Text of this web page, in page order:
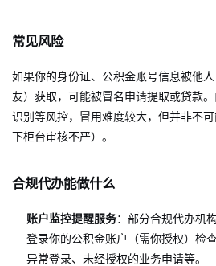
常见风险
如果你的身份证、公积金账号信息被他
友）获取，可能被冒名申请提取或贷款
识别等风控，冒用难度较大，但并非不
下柜台审核不严）。
合规代办能做什么
账户监控提醒服务：部分合规代办机
登录你的公积金账户（需你授权）检
异常登录、未经授权的业务申请等。